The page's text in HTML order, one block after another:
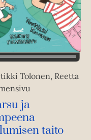
Tolonen, Reetta
ja
taito